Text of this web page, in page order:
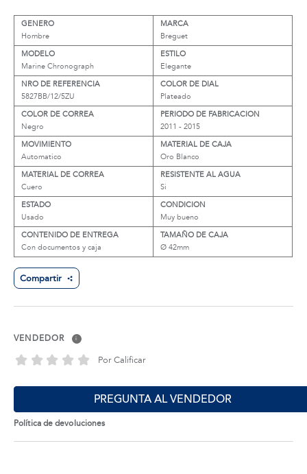
GENERO
Hombre
MARCA
Breguet
MODELO
Marine Chronograph
ESTILO
Elegante
NRO DE REFERENCIA
5827BB/12/5ZU
COLOR DE DIAL
Plateado
COLOR DE CORREA
Negro
PERIODO DE FABRICACION
2011 - 2015
MOVIMIENTO
Automatico
MATERIAL DE CAJA
Oro Blanco
MATERIAL DE CORREA
Cuero
RESISTENTE AL AGUA
Si
ESTADO
Usado
CONDICION
Muy bueno
CONTENIDO DE ENTREGA
Con documentos y caja
TAMAÑO DE CAJA
Ø 42mm
Compartir
VENDEDOR i
Por Calificar
PREGUNTA AL VENDEDOR
Política de devoluciones